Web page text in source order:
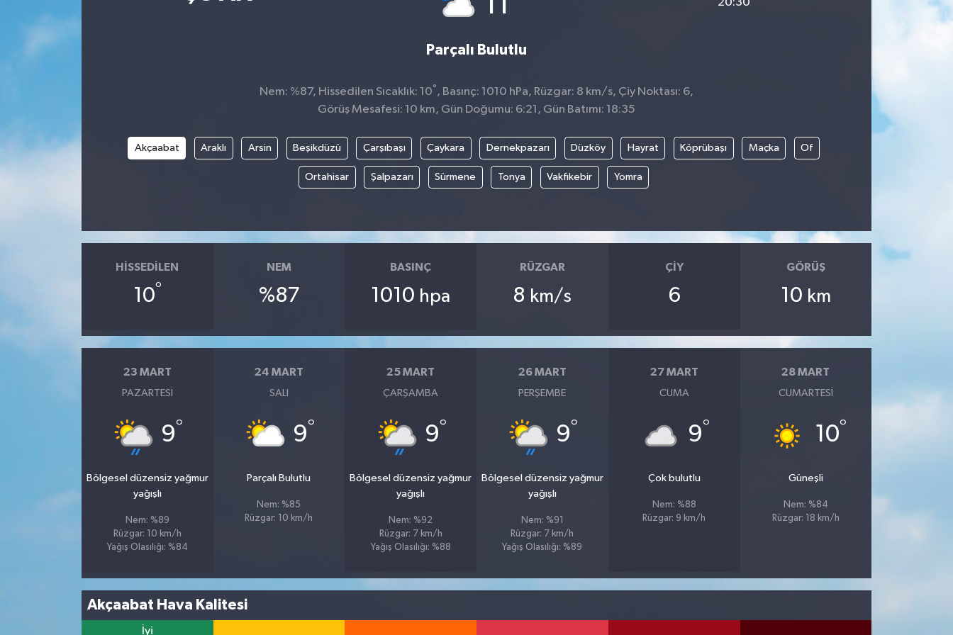
Parçalı Bulutlu
Nem: %87, Hissedilen Sıcaklık: 10° , Basınç: 1010 hPa, Rüzgar: 8 km/s, Çiy Noktası: 6,
Görüş Mesafesi: 10 km, Gün Doğumu: 6:21, Gün Batımı: 18:35
Akçaabat Araklı Arsin Beşikdüzü Çarşıbaşı Çaykara Dernekpazarı Düzköy Hayrat Köprübaşı Maçka Of
Ortahisar Şalpazarı Sürmene Tonya Vakfıkebir Yomra
HISSEDILEN
10°
NEM
%87
BASINÇ
1010 hpa
RÜZGAR
8 km/s
ÇIY
6
GÖRÜŞ
10 km
23 MART
PAZARTESI
9°
Bölgesel düzensiz yağmur
yağışlı
Nem: %89
Rüzgar: 10 km/h
Yağış Olasılığı: %84
24 MART
SALI
9°
Parçalı Bulutlu
Nem: %85
Rüzgar: 10 km/h
25 MART
ÇARŞAMBA
9°
Bölgesel düzensiz yağmur
yağışlı
Nem: %92
Rüzgar: 7 km/h
Yağış Olasılığı: %88
26 MART
PERŞEMBE
9°
Bölgesel düzensiz yağmur
yağışlı
Nem: %91
Rüzgar: 7 km/h
Yağış Olasılığı: %89
27 MART
CUMA
9°
Çok bulutlu
Nem: %88
Rüzgar: 9 km/h
28 MART
CUMARTESI
10°
Güneşli
Nem: %84
Rüzgar: 18 km/h
Akçaabat Hava Kalitesi
İyi
Ekonomi